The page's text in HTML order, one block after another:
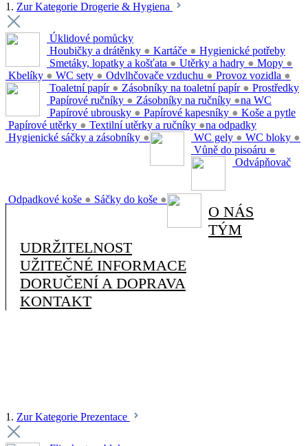
1. Zur Kategorie Drogerie & Hygiena
Úklidové pomůcky
Houbičky a drátěnky ● Kartáče ●
Smetáky, lopatky a košťata ● Utěrky a hadry ● Mopy ●
Kbelíky ● WC sety ● Odvlhčovače vzduchu ● Provoz vozidla ●
Hygienické potřeby
Toaletní papír ● Zásobníky na toaletní papír ●
Papírové ručníky ● Zásobníky na ručníky ●
Papírové ubrousky ● Papírové kapesníky ●
Papírové utěrky ● Textilní utěrky a ručníky ●
Hygienické sáčky a zásobníky ●
Prostředky
na WC
WC gely ● WC bloky ●
Vůně do pisoáru ●
Koše a pytle
na odpadky
Odpadkové koše ● Sáčky do koše ●
Odvápňovač
O NÁS
TÝM
UDRŽITELNOST
UŽITEČNÉ INFORMACE
DORUČENÍ A DOPRAVA
KONTAKT
1. Zur Kategorie Prezentace